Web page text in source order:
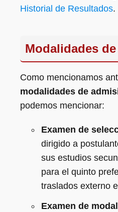
Historial de Resultados.
Modalidades
Como mencionamos
modalidades de
podemos mencionar:
Examen de
dirigido a
sus estudios
para el quinto
traslados externo
Examen de